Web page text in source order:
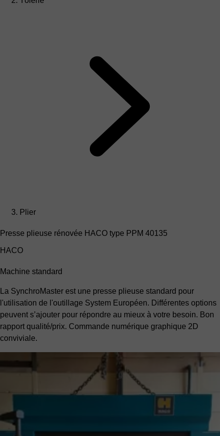
Plier
Presse plieuse rénovée HACO type PPM 40135
HACO
Machine standard
La SynchroMaster est une presse plieuse standard pour
l'utilisation de l'outillage System Européen. Différentes options
peuvent s’ajouter pour répondre au mieux à votre besoin. Bon
rapport qualité/prix. Commande numérique graphique 2D
conviviale.